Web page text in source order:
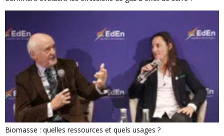
Biomasse : quelles ressources et quels usages ?